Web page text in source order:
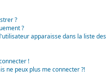
?
?
apparaisse dans la liste des
!
ne peux plus me connecter ?!